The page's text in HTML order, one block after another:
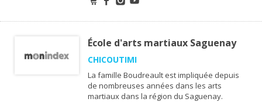
École d'arts martiaux Saguenay
CHICOUTIMI
La famille Boudreault est impliquée depuis
de nombreuses années dans les arts
martiaux dans la région du Saguenay.